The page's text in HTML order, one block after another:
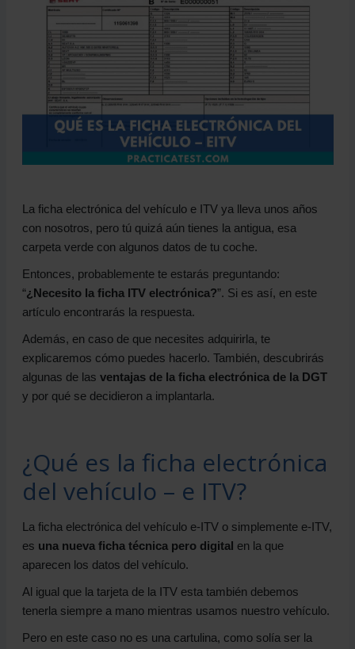
La ficha electrónica del vehículo e ITV ya lleva unos años
con nosotros, pero tú quizá aún tienes la antigua, esa
carpeta verde con algunos datos de tu coche.
Entonces, probablemente te estarás preguntando:
“¿Necesito la ficha ITV electrónica?”. Si es así, en este
artículo encontrarás la respuesta.
Además, en caso de que necesites adquirirla, te
explicaremos cómo puedes hacerlo. También, descubrirás
algunas de las ventajas de la ficha electrónica de la DGT
y por qué se decidieron a implantarla.
¿Qué es la ficha electrónica
del vehículo – e ITV?
La ficha electrónica del vehículo e-ITV o simplemente e-ITV,
es una nueva ficha técnica pero digital en la que
aparecen los datos del vehículo.
Al igual que la tarjeta de la ITV esta también debemos
tenerla siempre a mano mientras usamos nuestro vehículo.
Pero en este caso no es una cartulina, como solía ser la